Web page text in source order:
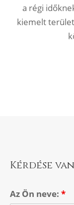
a régi
kiemelt
Kérdése
Az Ön neve: *